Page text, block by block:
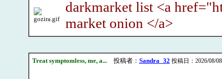
darkmarket list <a
market onion </a>
Treat symptomless, me, a...投稿者： Sandra_32 投稿日：2026/08/